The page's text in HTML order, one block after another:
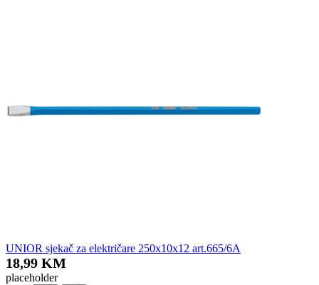
UNIOR sjekač za električare 250x10x12 art.665/6A
18,99 KM
placeholder